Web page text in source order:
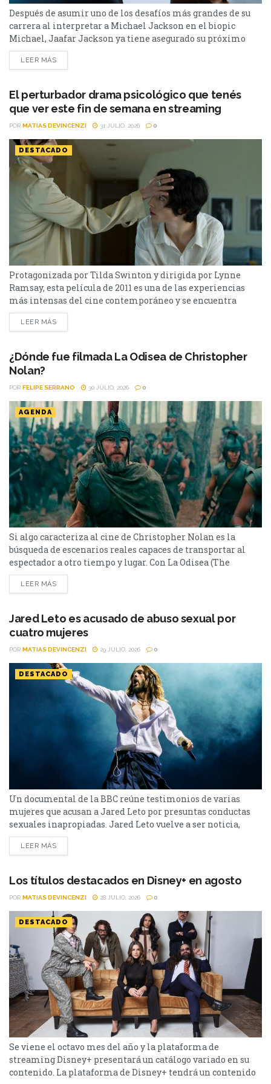
Después de asumir uno de los desafíos más grandes de su
carrera al interpretar a Michael Jackson en el biopic
Michael, Jaafar Jackson ya tiene asegurado su próximo
paso en Hollywood. El actor fue confirmado como parte del
elenco de una nueva película de acción que estará
estado rodeada de...
LEER MÁS
El perturbador drama psicológico que tenés
que ver este fin de semana en streaming
POR MATIAS DEVINCENZI 31 JULIO, 2026 0
DESTACADO
Protagonizada por Tilda Swinton y dirigida por Lynne
Ramsay, esta película de 2011 es una de las experiencias
más intensas del cine contemporáneo y se encuentra
disponible en streaming. Hay películas que entretienen y
otras que dejan una marca difícil de borrar. Tenemos que
Basada en la novela homónima de Lionel...
LEER MÁS
¿Dónde fue filmada La Odisea de Christopher
Nolan?
POR FELIPE SERRANO 30 JULIO, 2026 0
AGENDA
Si algo caracteriza al cine de Christopher Nolan es la
búsqueda de escenarios reales capaces de transportar al
espectador a otro tiempo y lugar. Con La Odisea (The
Odyssey), el director volvió a apostar por paisajes
imponentes para recrear el viaje de Odiseo. El rodaje se
atención a lugares que...
LEER MÁS
Jared Leto es acusado de abuso sexual por
cuatro mujeres
POR MATIAS DEVINCENZI 29 JULIO, 2026 0
DESTACADO
Un documental de la BBC reúne testimonios de varias
mujeres que acusan a Jared Leto por presuntas conductas
sexuales inapropiadas. Jared Leto vuelve a ser noticia,
aunque esta vez lejos de la pantalla. El actor ganador del
Oscar y líder de Thirty Seconds to Mars enfrenta una nueva
Leto: Hollywood's Dark...
LEER MÁS
Los títulos destacados en Disney+ en agosto
POR MATIAS DEVINCENZI 28 JULIO, 2026 0
DESTACADO
Se viene el octavo mes del año y la plataforma de
streaming Disney+ presentará un catálogo variado en su
contenido. La plataforma de Disney+ tendrá un contenido